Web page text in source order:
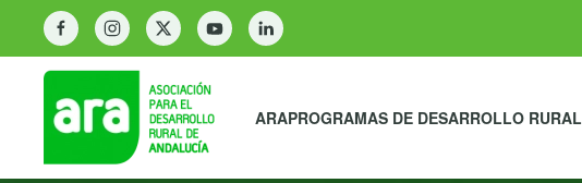
ARAPROGRAMAS DE DESARROLLO RURAL